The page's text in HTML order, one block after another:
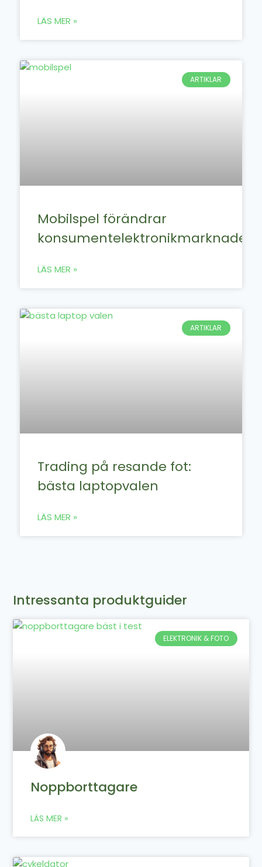
LÄS MER »
ARTIKLAR
Mobilspel förändrar
konsumentelektronikmarknaden
LÄS MER »
ARTIKLAR
Trading på resande fot:
bästa laptopvalen
LÄS MER »
Intressanta produktguider
ELEKTRONIK & FOTO
Noppborttagare
LÄS MER »